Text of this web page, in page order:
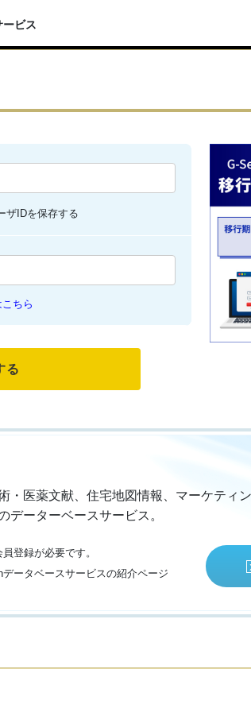
ービス
ザIDを保存する
ちら
・医薬文献、住宅地図情報、マーケティ
データーベースサービス。
登録が必要です。
データベースサービスの紹介ページ